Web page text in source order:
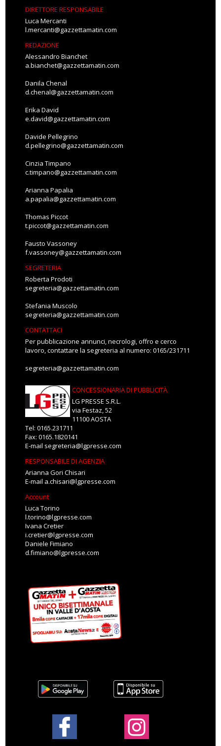
DIRETTORE RESPONSABILE
Luca Mercanti
l.mercanti@gazzettamatin.com
REDAZIONE
Alessandro Bianchet
a.bianchet@gazzettamatin.com
Danila Chenal
d.chenal@gazzettamatin.com
Erika David
e.david@gazzettamatin.com
Davide Pellegrino
d.pellegrino@gazzettamatin.com
Cinzia Timpano
c.timpano@gazzettamatin.com
Arianna Papalia
a.papalia@gazzettamatin.com
Thomas Piccot
t.piccot@gazzettamatin.com
Fausto Vassoney
f.vassoney@gazzettamatin.com
SEGRETERIA
Roberta Prodoti
segreteria@gazzettamatin.com
Stefania Muscolo
segreteria@gazzettamatin.com
CONTATTACI
Per pubblicazione annunci, necrologi, offro e cerco
lavoro, contattare la segreteria al numero: 0165/231711
segreteria@gazzettamatin.com
CONCESSIONARIA DI PUBBLICITÀ
LG PRESSE S.R.L.
via Festaz, 52
11100 AOSTA
Tel: 0165.231711
Fax: 0165.1820141
E-mail segreteria@lgpresse.com
RESPONSABILE DI AGENZIA
Arianna Gori Chisari
E-mail a.chisari@lgpresse.com
Account
Luca Torino
l.torino@lgpresse.com
Ivana Cretier
i.cretier@lgpresse.com
Daniele Fimiano
d.fimiano@lgpresse.com